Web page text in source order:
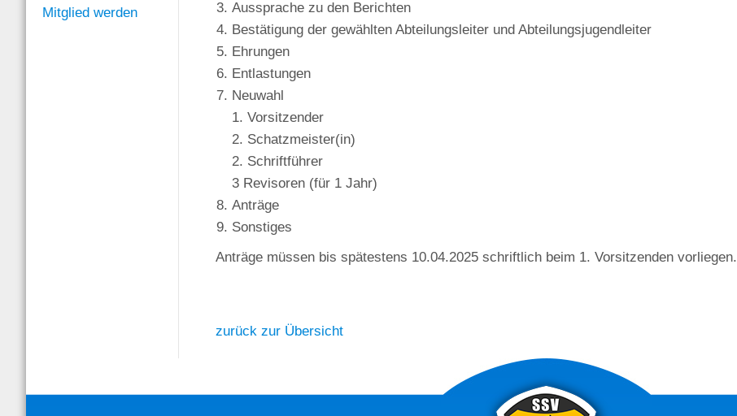
Mitglied werden
Aussprache zu den Berichten
Bestätigung der gewählten Abteilungsleiter und Abteilungsjugendleiter
Ehrungen
Entlastungen
Neuwahl
1. Vorsitzender
2. Schatzmeister(in)
2. Schriftführer
3 Revisoren (für 1 Jahr)
Anträge
Sonstiges
Anträge müssen bis spätestens 10.04.2025 schriftlich beim 1. Vorsitzenden vorliegen.
zurück zur Übersicht